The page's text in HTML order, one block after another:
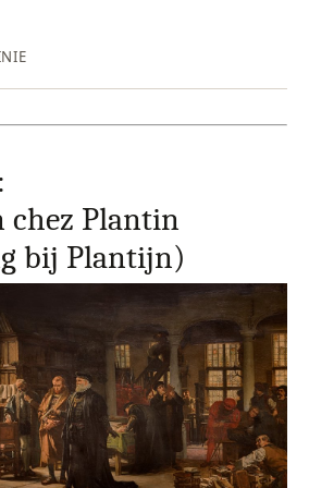
Plantin
bij Plantijn)